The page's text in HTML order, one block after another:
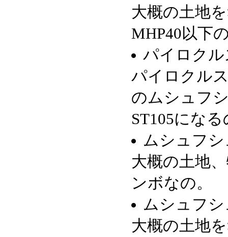
大概の土地
MHP40以下
パイロク
パイロクル
のムシュフ
ST105になる
ムシュフ
大概の土地
ンボなの。
ムシュフ
大概の土地